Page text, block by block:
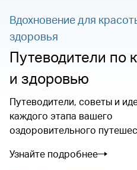
Вдохновение для
здоровья
Путеводители по
и здоровью
Путеводители, советы и
каждого этапа вашего
оздоровительного
Узнайте подробнее